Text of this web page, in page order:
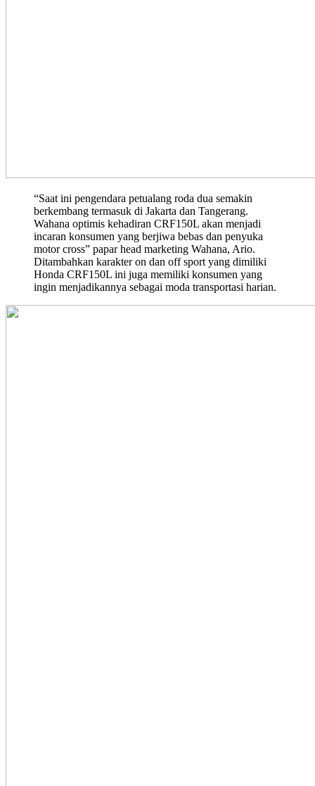
“Saat ini pengendara petualang roda dua semakin
berkembang termasuk di Jakarta dan Tangerang.
Wahana optimis kehadiran CRF150L akan menjadi
incaran konsumen yang berjiwa bebas dan penyuka
motor cross” papar head marketing Wahana, Ario.
Ditambahkan karakter on dan off sport yang dimiliki
Honda CRF150L ini juga memiliki konsumen yang
ingin menjadikannya sebagai moda transportasi harian.